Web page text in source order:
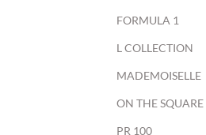
FORMULA 1
L COLLECTION
MADEMOISELLE
ON THE SQUARE
PR 100